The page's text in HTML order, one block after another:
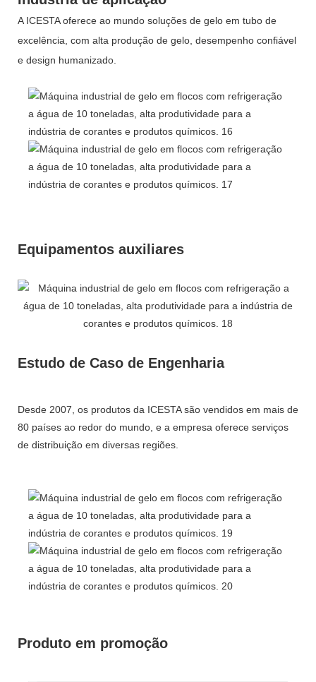
A ICESTA oferece ao mundo soluções de gelo em tubo de
excelência, com alta produção de gelo, desempenho confiável
e design humanizado.
Equipamentos auxiliares
Estudo de Caso de Engenharia
Desde 2007, os produtos da ICESTA são vendidos em mais de
80 países ao redor do mundo, e a empresa oferece serviços
de distribuição em diversas regiões.
Produto em promoção